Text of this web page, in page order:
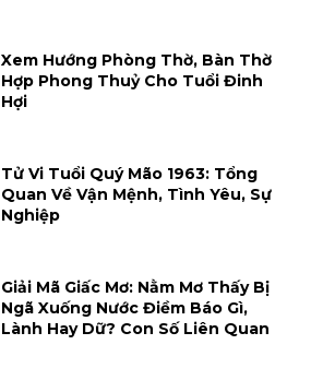
Xem Hướng Phòng Thờ, Bàn Thờ
Hợp Phong Thuỷ Cho Tuổi Đinh
Hợi
Tử Vi Tuổi Quý Mão 1963: Tổng
Quan Về Vận Mệnh, Tình Yêu, Sự
Nghiệp
Giải Mã Giấc Mơ: Nằm Mơ Thấy Bị
Ngã Xuống Nước Điềm Báo Gì,
Lành Hay Dữ? Con Số Liên Quan